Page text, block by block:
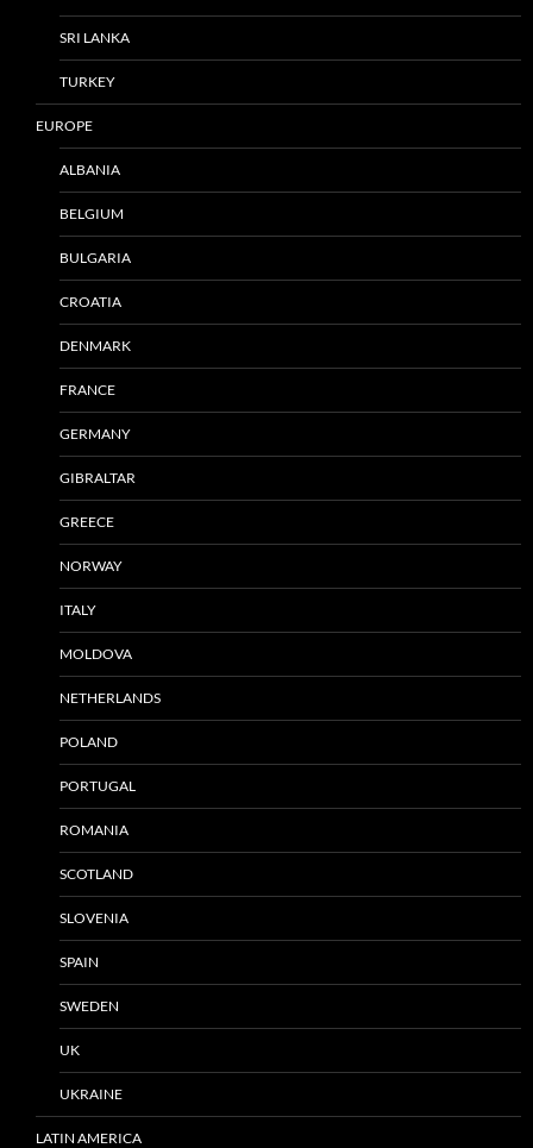
SRI LANKA
TURKEY
EUROPE
ALBANIA
BELGIUM
BULGARIA
CROATIA
DENMARK
FRANCE
GERMANY
GIBRALTAR
GREECE
NORWAY
ITALY
MOLDOVA
NETHERLANDS
POLAND
PORTUGAL
ROMANIA
SCOTLAND
SLOVENIA
SPAIN
SWEDEN
UK
UKRAINE
LATIN AMERICA